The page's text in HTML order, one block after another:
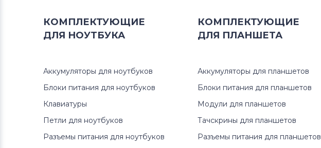
КОМПЛЕКТУЮЩИЕ
ДЛЯ НОУТБУКА
Аккумуляторы для ноутбуков
Блоки питания для ноутбуков
Клавиатуры
Петли для ноутбуков
Разъемы питания для ноутбуков
КОМПЛЕКТУЮЩИЕ
ДЛЯ ПЛАНШЕТА
Аккумуляторы для планшетов
Блоки питания для планшетов
Модули для планшетов
Тачскрины для планшетов
Разъемы питания для планшетов